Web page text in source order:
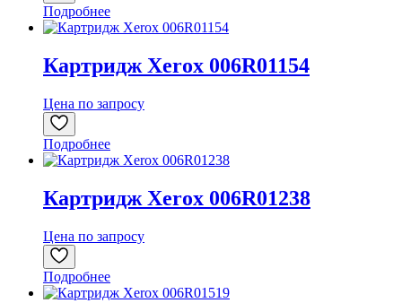
Подробнее
Картридж Xerox 006R01154
Цена по запросу
Подробнее
Картридж Xerox 006R01238
Цена по запросу
Подробнее